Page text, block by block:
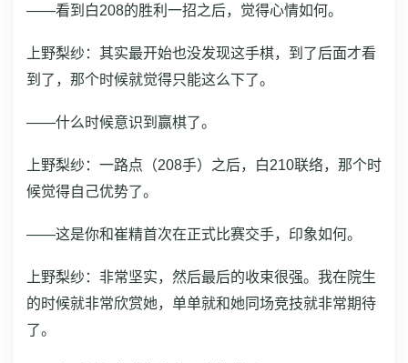
——看到白208的胜利一招之后，觉得心情如何。
上野梨纱：其实最开始也没发现这手棋，到了后面才看
到了，那个时候就觉得只能这么下了。
——什么时候意识到赢棋了。
上野梨纱：一路点（208手）之后，白210联络，那个时
候觉得自己优势了。
——这是你和崔精首次在正式比赛交手，印象如何。
上野梨纱：非常坚实，然后最后的收束很强。我在院生
的时候就非常欣赏她，单单就和她同场竞技就非常期待
了。